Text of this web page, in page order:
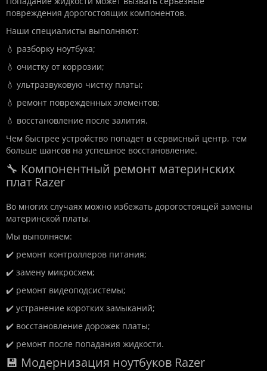
повреждения дорогостоящих компонентов.
Наши специалисты выполняют:
💧 разборку ноутбука;
💧 очистку от коррозии;
💧 ультразвуковую чистку платы;
💧 ремонт поврежденных элементов;
💧 восстановление после залития.
Чем быстрее устройство попадет в сервисный центр, тем
больше шансов на успешное восстановление.
🔧 Компонентный ремонт материнских
плат Razer
Во многих случаях можно избежать дорогостоящей замены
материнской платы.
Мы выполняем:
✔️ ремонт контроллеров питания;
✔️ замену микросхем;
✔️ ремонт видеоподсистемы;
✔️ устранение коротких замыканий;
✔️ восстановление дорожек платы;
✔️ ремонт после попадания жидкости.
💾 Модернизация ноутбуков Razer